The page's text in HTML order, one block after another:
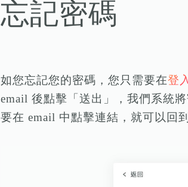
忘記密碼
如您忘記您的密碼，您只需要在登入
email 後點擊「送出」，我們系統
要在 email 中點擊連結，就可以回